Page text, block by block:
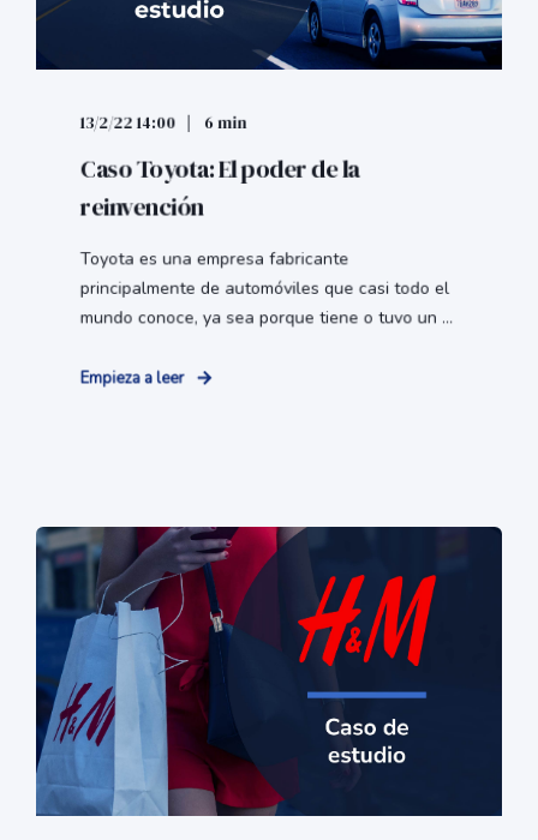
13/2/22 14:00 6 min
Caso Toyota: El poder de la
reinvención
Toyota es una empresa fabricante
principalmente de automóviles que casi todo el
mundo conoce, ya sea porque tiene o tuvo un ...
Empieza a leer